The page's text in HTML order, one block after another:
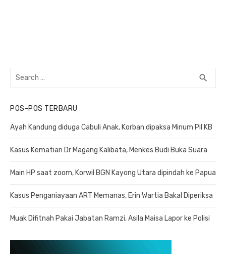
Search
search
POS-POS TERBARU
Ayah Kandung diduga Cabuli Anak, Korban dipaksa Minum Pil KB
Kasus Kematian Dr Magang Kalibata, Menkes Budi Buka Suara
Main HP saat zoom, Korwil BGN Kayong Utara dipindah ke Papua
Kasus Penganiayaan ART Memanas, Erin Wartia Bakal Diperiksa
Muak Difitnah Pakai Jabatan Ramzi, Asila Maisa Lapor ke Polisi